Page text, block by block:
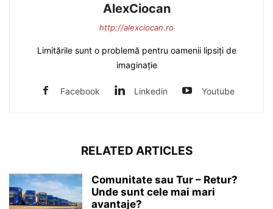
AlexCiocan
http://alexciocan.ro
Limitările sunt o problemă pentru oamenii lipsiți de
imaginație
Facebook Linkedin Youtube
RELATED ARTICLES
Comunitate sau Tur – Retur?
Unde sunt cele mai mari
avantaje?